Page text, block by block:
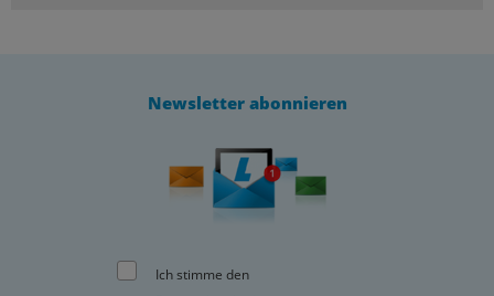
Newsletter abonnieren
Ich stimme den